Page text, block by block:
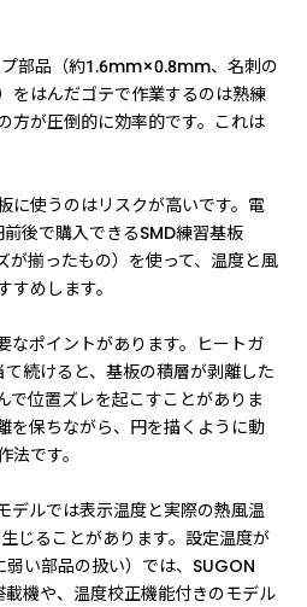
部品（約1.6mm×0.8mm、名刺の
をはんだゴテで作業するのは熟練
方が圧倒的に効率的です。これは
に使うのはリスクが高いです。電
後で購入できるSMD練習基板
が揃ったもの）を使って、温度と風
めします。
なポイントがあります。ヒートガ
続けると、基板の積層が剥離した
で位置ズレを起こすことがありま
を保ちながら、円を描くように動
です。
デルでは表示温度と実際の熱風温
じることがあります。設定温度が
弱い部品の扱い）では、SUGON
機や、温度校正機能付きのモデル